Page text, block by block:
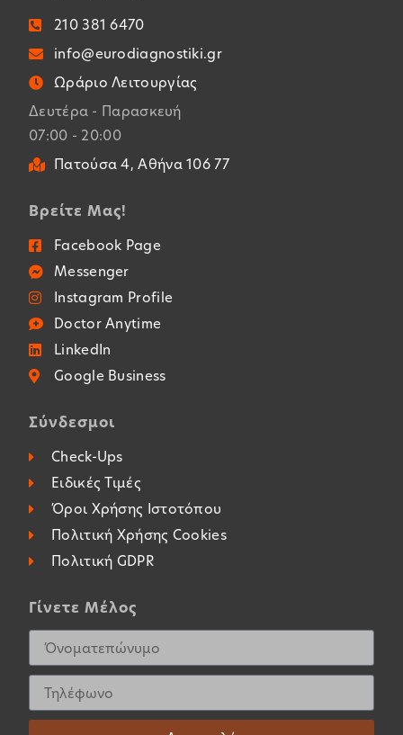
210 381 6470
info@eurodiagnostiki.gr
Ωράριο Λειτουργίας
Δευτέρα - Παρασκευή
07:00 - 20:00
Πατούσα 4, Αθήνα 106 77
Βρείτε Μας!
Facebook Page
Messenger
Instagram Profile
Doctor Anytime
LinkedIn
Google Business
Σύνδεσμοι
Check-Ups
Ειδικές Τιμές
Όροι Χρήσης Ιστοτόπου
Πολιτική Χρήσης Cookies
Πολιτική GDPR
Γίνετε Μέλος